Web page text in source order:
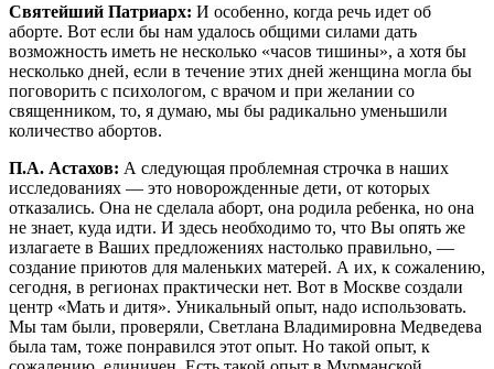
Святейший Патриарх: И особенно, когда речь идет об
аборте. Вот если бы нам удалось общими силами дать
возможность иметь не несколько «часов тишины», а хотя бы
несколько дней, если в течение этих дней женщина могла бы
поговорить с психологом, с врачом и при желании со
священником, то, я думаю, мы бы радикально уменьшили
количество абортов.
П.А. Астахов: А следующая проблемная строчка в наших
исследованиях — это новорожденные дети, от которых
отказались. Она не сделала аборт, она родила ребенка, но она
не знает, куда идти. И здесь необходимо то, что Вы опять же
излагаете в Ваших предложениях настолько правильно, —
создание приютов для маленьких матерей. А их, к сожалению,
сегодня, в регионах практически нет. Вот в Москве создали
центр «Мать и дитя». Уникальный опыт, надо использовать.
Мы там были, проверяли, Светлана Владимировна Медведева
была там, тоже понравился этот опыт. Но такой опыт, к